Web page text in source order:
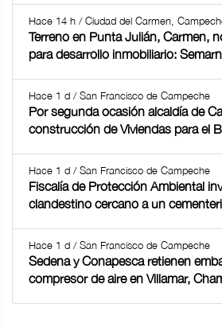
Hace 14 h / Ciudad del Carmen,
Terreno en Punta Julián, Carmen,
para desarrollo inmobiliario:
Hace 1 d / San Francisco de Campeche
Por segunda ocasión alcaldía de
construcción de Viviendas para el
Hace 1 d / San Francisco de Campeche
Fiscalía de Protección Ambiental
clandestino cercano a un
Hace 1 d / San Francisco de Campeche
Sedena y Conapesca retienen
compresor de aire en Villamar,